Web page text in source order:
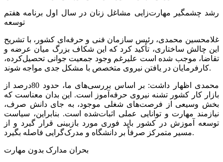
رشد چشمگیر مهارت‌زایی مشاغل زنان در سال اول برنامه هفتم
توسعه
غلامحسین محمدی، رئیس سازمان فنی و حرفه‌ای کشور، با تشریح
این چالش ساختاری، تأکید کرد که این شکاف بزرگ میان عرضه و
تقاضا، موجب شده است علیرغم وجود جمعیت جوانی تحصیل‌کرده،
کارفرمایان در یافتن نیروی متخصص با مشکل جدی مواجه شوند.
محمدی اظهار داشت: بر اساس بررسی‌های ما، حدود 80درصد از
بازار کار کشور تشنه نیروی حرفه‌آموز است. این بدان معناست که
بخش وسیعی از فرصت‌های شغلی موجود، به جای دانش صرف،
نیازمند مهارت و توانایی عملی اثبات‌شده است. بنابراین، سیاست
توسعه آموزش در کشور باید فوری مورد بازبینی قرار گیرد و از
مسیر متمرکز صرفاً بر دانشگاه و مدرک‌گرایی فاصله بگیرد.
بحران مدارک بدون مهارت